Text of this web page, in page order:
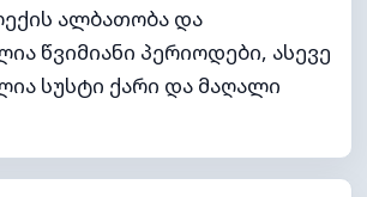
ალბათობა და
წვიმიანი პერიოდები, ასევე
სუსტი ქარი და მაღალი